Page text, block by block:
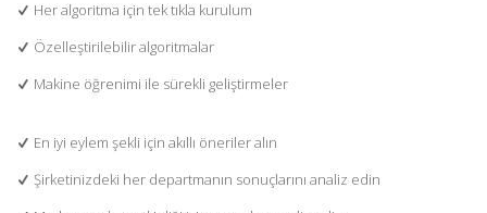
Her algoritma için tek tıkla kurulum
Özelleştirilebilir algoritmalar
Makine öğrenimi ile sürekli geliştirmeler
En iyi eylem şekli için akıllı öneriler alın
Şirketinizdeki her departmanın sonuçlarını analiz edin